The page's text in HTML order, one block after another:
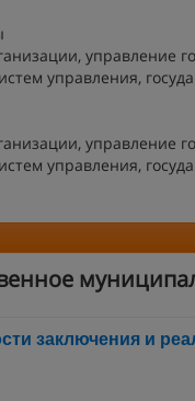
управление
управления,
управление
управления,
заключения и